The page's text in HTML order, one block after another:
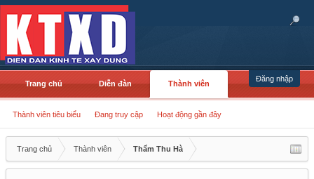
Đăng nhập
Trang chủ Diễn đàn Thành viên
Thành viên tiêu biểu Đang truy cập Hoạt động gần đây
Trang chủ Thành viên Thẩm Thu Hà